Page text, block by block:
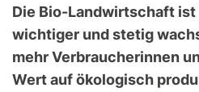
Die Bio-Landwirtschaft
wichtiger und stetig
mehr Verbraucherinnen
Wert auf ökologisch